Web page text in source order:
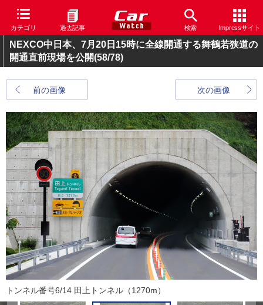
カテゴリ 過去記事 検索 Impressサイト
NEXCO中日本、7月20日15時に全線開通する舞鶴若狭道の
開通直前現場を公開(58/78)
前の画像 次の画像
トンネル番号6/14 田上トンネル（1270m）